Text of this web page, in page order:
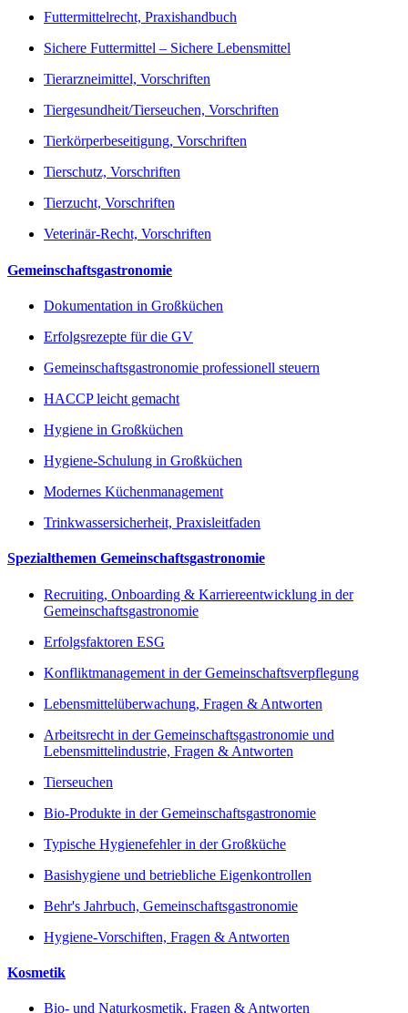
Futtermittelrecht, Praxishandbuch
Sichere Futtermittel – Sichere Lebensmittel
Tierarzneimittel, Vorschriften
Tiergesundheit/Tierseuchen, Vorschriften
Tierkörperbeseitigung, Vorschriften
Tierschutz, Vorschriften
Tierzucht, Vorschriften
Veterinär-Recht, Vorschriften
Gemeinschaftsgastronomie
Dokumentation in Großküchen
Erfolgsrezepte für die GV
Gemeinschaftsgastronomie professionell steuern
HACCP leicht gemacht
Hygiene in Großküchen
Hygiene-Schulung in Großküchen
Modernes Küchenmanagement
Trinkwassersicherheit, Praxisleitfaden
Spezialthemen Gemeinschaftsgastronomie
Recruiting, Onboarding & Karriereentwicklung in der
Gemeinschaftsgastronomie
Erfolgsfaktoren ESG
Konfliktmanagement in der Gemeinschaftsverpflegung
Lebensmittelüberwachung, Fragen & Antworten
Arbeitsrecht in der Gemeinschaftsgastronomie und
Lebensmittelindustrie, Fragen & Antworten
Tierseuchen
Bio-Produkte in der Gemeinschaftsgastronomie
Typische Hygienefehler in der Großküche
Basishygiene und betriebliche Eigenkontrollen
Behr's Jahrbuch, Gemeinschaftsgastronomie
Hygiene-Vorschiften, Fragen & Antworten
Kosmetik
Bio- und Naturkosmetik, Fragen & Antworten